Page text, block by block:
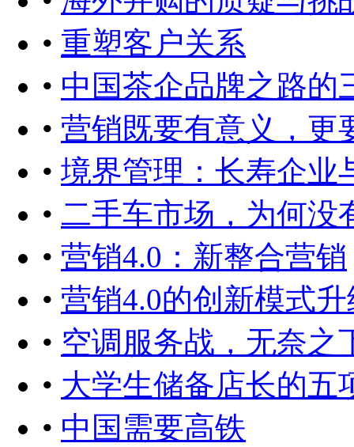
• 重塑客户关系
• 中国茶企品牌之路的
• 营销既要有意义，更
• 境界管理：长寿企业
• 二手车市场，为何没
• 营销4.0：新整合营销
• 营销4.0的创新模式升
• 空调服务战，无奈之
• 大学生储备店长的五
• 中国需要高铁